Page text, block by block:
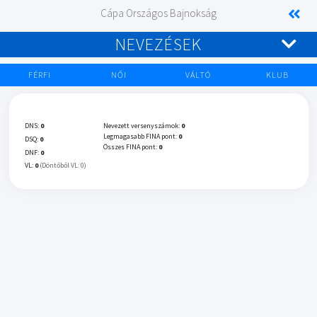
Cápa Országos Bajnokság
NEVEZÉSEK
FÉRFI NŐI VÁLTÓ KLUB
DNS: 0
DSQ: 0
DNF: 0
VL: 0 (Döntőből VL: 0)
Nevezett versenyszámok: 0
Legmagasabb FINA pont: 0
Összes FINA pont: 0